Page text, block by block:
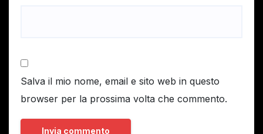
Salva il mio nome, email e sito web in questo
browser per la prossima volta che commento.